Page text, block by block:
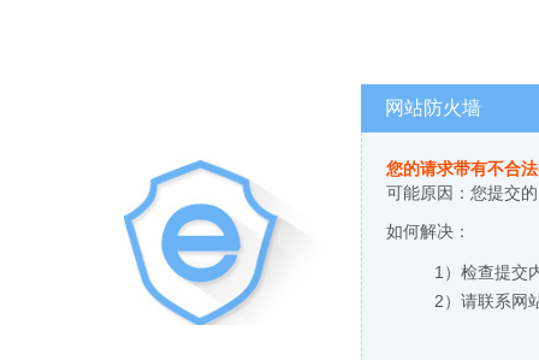
网站防火墙
您的请求带有不合
可能原因：您提交
如何解决：
1）检查提交
2）请联系网